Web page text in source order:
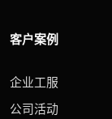
客户案例
企业工服
公司活动